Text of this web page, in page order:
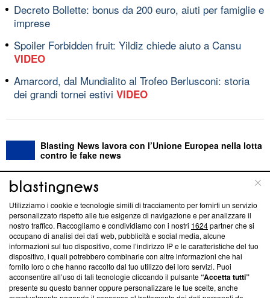
Decreto Bollette: bonus da 200 euro, aiuti per famiglie e
imprese
Spoiler Forbidden fruit: Yildiz chiede aiuto a Cansu
VIDEO
Amarcord, dal Mundialito al Trofeo Berlusconi: storia
dei grandi tornei estivi VIDEO
Blasting News lavora con l’Unione Europea nella lotta
contro le fake news
ABOUT LINEA EDITORIALE
Questa sezione offre informazioni trasparenti su Blasting
News, sui nostri processi editoriali e su come ci impegniamo a
creare news di qualità. Inoltre, afferma la nostra aderenza a
‘Trust Project - News with Integrity’Blasting News non è
ancora membro del programma, ma ha richiesto di farne
parte; Trust Project non ha ancora effettuato una verifica di
conformità agli standard.
Utilizziamo i cookie e tecnologie simili di tracciamento per fornirti un servizio
personalizzato rispetto alle tue esigenze di navigazione e per analizzare il
nostro traffico. Raccogliamo e condividiamo con i nostri 1624partner che si
occupano di analisi dei dati web, pubblicità e social media, alcune
informazioni sul tuo dispositivo, come l’indirizzo IP e le caratteristiche del tuo
dispositivo, i quali potrebbero combinarle con altre informazioni che hai
fornito loro o che hanno raccolto dal tuo utilizzo dei loro servizi. Puoi
acconsentire all’uso di tali tecnologie cliccando il pulsante“Accetta tutti”
presente su questo banner oppure personalizzare le tue scelte, anche